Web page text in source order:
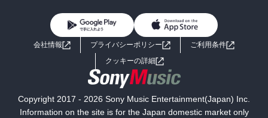
ライトノベル 男子向けラノベ
小説
海外小説
ミステリー SF
よくあるご質問 お問い合わせ
会社情報 プライバシーポリシー
ご利用条件
クッキーの詳細
Copyright 2017 - 2026 Sony Music Entertainment(Japan) Inc.
Information on the site is for the Japan domestic market only